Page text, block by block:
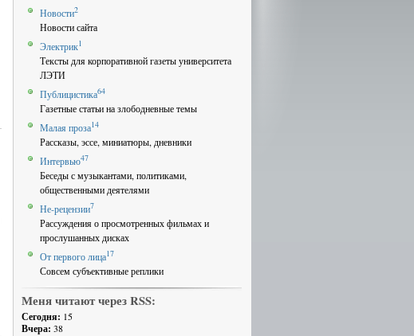
Новости2
Новости сайта
Электрик1
Тексты для корпоративной газеты университета
ЛЭТИ
Публицистика64
Газетные статьи на злободневные темы
Малая проза14
Рассказы, эссе, миниатюры, дневники
Интервью47
Беседы с музыкантами, политиками,
общественными деятелями
Не-рецензии7
Рассуждения о просмотренных фильмах и
прослушанных дисках
От первого лица17
Совсем субъективные реплики
Меня читают через RSS:
Сегодня: 15
Вчера: 38